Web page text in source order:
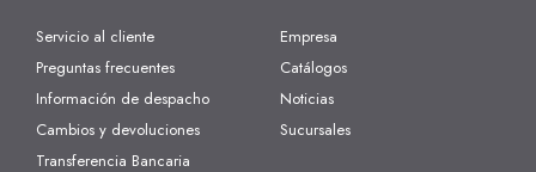
Servicio al cliente
Preguntas frecuentes
Información de despacho
Cambios y devoluciones
Transferencia Bancaria
Empresa
Catálogos
Noticias
Sucursales